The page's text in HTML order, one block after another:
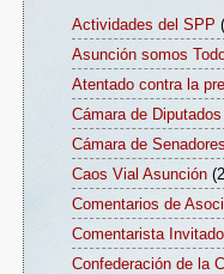
Actividades del SPP
Asunción somos
Atentado contra la
Cámara de Diputados
Cámara de Senadores
Caos Vial Asunción
Comentarios de
Comentarista Invitado
Confederación de la